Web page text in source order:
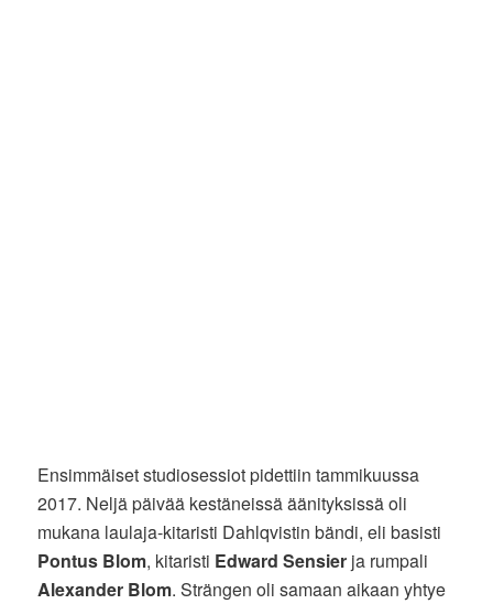
Ensimmäiset studiosessiot pidettiin tammikuussa
2017. Neljä päivää kestäneissä äänityksissä oli
mukana laulaja-kitaristi Dahlqvistin bändi, eli basisti
Pontus Blom, kitaristi Edward Sensier ja rumpali
Alexander Blom. Strängen oli samaan aikaan yhtye